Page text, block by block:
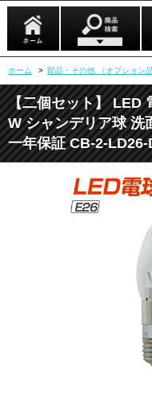
ホーム > 部品・その他 （オプション品
【二個セット】 LED
W シャンデリア球 洗
一年保証 CB-2-LD26-